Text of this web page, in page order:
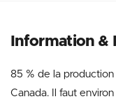
Information &
85 % de la production
Canada. Il faut environ